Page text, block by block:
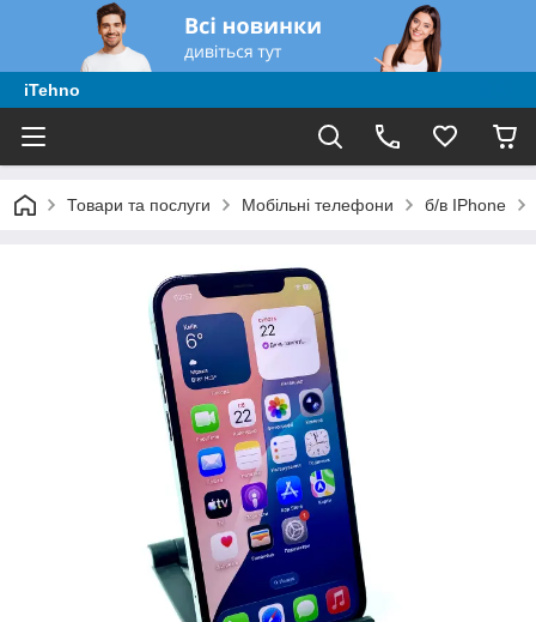
iTehno
Товари та послуги Мобільні телефони б/в IPhone